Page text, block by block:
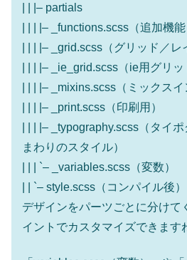
| | |– partials
| | | |– _functions.scss（追加機能
| | | |– _grid.scss（グリッド／レ
| | | |– _ie_grid.scss（ie用グリ
| | | |– _mixins.scss（ミックスイ
| | | |– _print.scss（印刷用）
| | | |– _typography.scss（タイ
まわりのスタイル）
| | | `– _variables.scss（変数）
| | `– style.scss（コンパイル後）
デザインをパーツごとに分けて
イントでカスタマイズできます